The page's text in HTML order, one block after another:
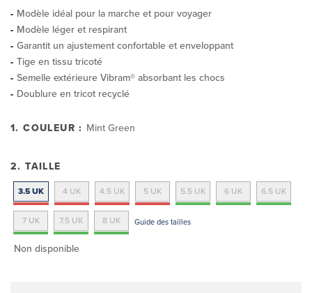
Modèle idéal pour la marche et pour voyager
Modèle léger et respirant
Garantit un ajustement confortable et enveloppant
Tige en tissu tricoté
Semelle extérieure Vibram® absorbant les chocs
Doublure en tricot recyclé
1. COULEUR : Mint Green
2. TAILLE
3.5 UK 4 UK 4.5 UK 5 UK 5.5 UK 6 UK 6.5 UK
7 UK 7.5 UK 8 UK Guide des tailles
Non disponible